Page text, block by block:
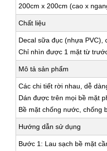
200cm x 200cm (cao x
Chất liệu
Decal sữa đục (nhựa PVC),
Chỉ nhìn được 1 mặt từ
Mô tả sản phẩm
Các chi tiết rời nhau, dễ
Dán được trên mọi bề mặt
Bề mặt chống nước, chống
Hướng dẫn sử dụng
Bước 1: Lau sạch bề mặt